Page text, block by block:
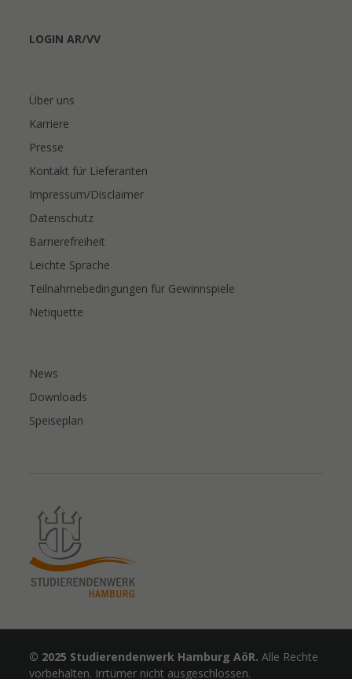
LOGIN AR/VV
Über uns
Karriere
Presse
Kontakt für Lieferanten
Impressum/Disclaimer
Datenschutz
Barrierefreiheit
Leichte Sprache
Teilnahmebedingungen für Gewinnspiele
Netiquette
News
Downloads
Speiseplan
© 2025 Studierendenwerk Hamburg AöR.Alle Rechte
vorbehalten. Irrtümer nicht ausgeschlossen.